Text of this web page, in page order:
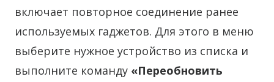
включает повторное соединение ранее
используемых гаджетов. Для этого в меню
выберите нужное устройство из списка и
выполните команду «Переобновить